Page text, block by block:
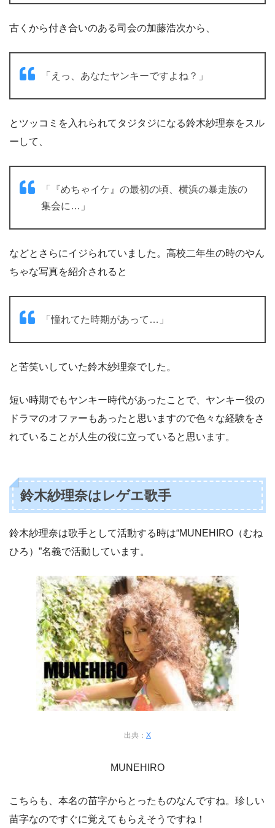
古くから付き合いのある司会の加藤浩次から、
「えっ、あなたヤンキーですよね？」
とツッコミを入れられてタジタジになる鈴木紗理奈をスル
ーして、
「『めちゃイケ』の最初の頃、横浜の暴走族の
集会に…」
などとさらにイジられていました。高校二年生の時のやん
ちゃな写真を紹介されると
「憧れてた時期があって…」
と苦笑いしていた鈴木紗理奈でした。
短い時期でもヤンキー時代があったことで、ヤンキー役の
ドラマのオファーもあったと思いますので色々な経験をさ
れていることが人生の役に立っていると思います。
鈴木紗理奈はレゲエ歌手
鈴木紗理奈は歌手として活動する時は“MUNEHIRO（むね
ひろ）”名義で活動しています。
出典： X
MUNEHIRO
こちらも、本名の苗字からとったものなんですね。珍しい
苗字なのですぐに覚えてもらえそうですね！